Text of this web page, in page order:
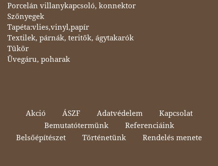
Porcelán villanykapcsoló, konnektor
Szőnyegek
Tapéta:vlies,vinyl,papír
Textilek, párnák, teritők, ágytakarók
Tükör
Üvegáru, poharak
Akció ÁSZF Adatvédelem
Kapcsolat
Bemutatótermünk
Referenciáink
Belsőépítészet
Történetünk Rendelés menete